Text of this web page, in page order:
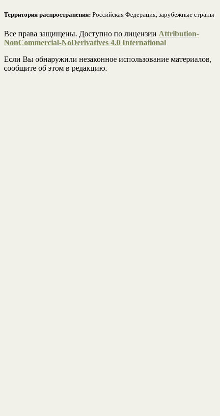
Территория распространения: Российская Федерация, зарубежные страны
Все права защищены. Доступно по лицензии Attribution-
NonCommercial-NoDerivatives 4.0 International
Если Вы обнаружили незаконное использование материалов,
сообщите об этом в редакцию.